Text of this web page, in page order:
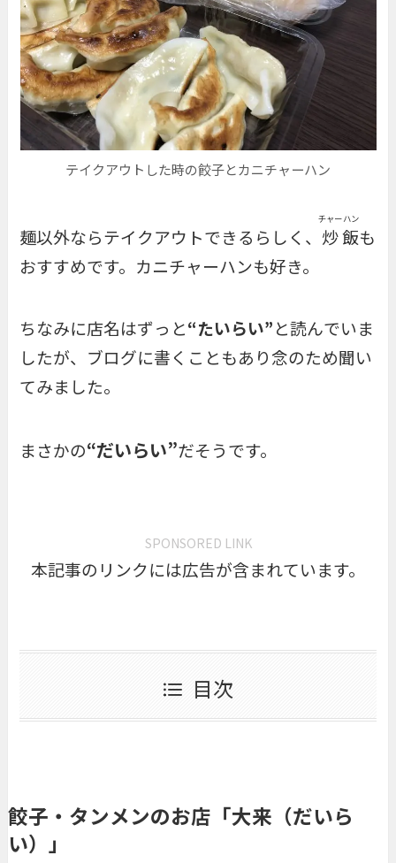
テイクアウトした時の餃子とカニチャーハン
麺以外ならテイクアウトできるらしく、 炒
チャー
飯
ハン
も
おすすめです。カニチャーハンも好き。
ちなみに店名はずっと“たいらい”と読んでいま
したが、ブログに書くこともあり念のため聞い
てみました。
まさかの“だいらい”だそうです。
SPONSORED LINK
本記事のリンクには広告が含まれています。
目次
餃子・タンメンのお店「大来（だいら
い）」